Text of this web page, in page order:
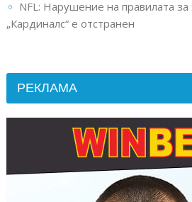
NFL: Нарушение на правилата за
„Кардиналс“ е отстранен
РЕКЛАМА